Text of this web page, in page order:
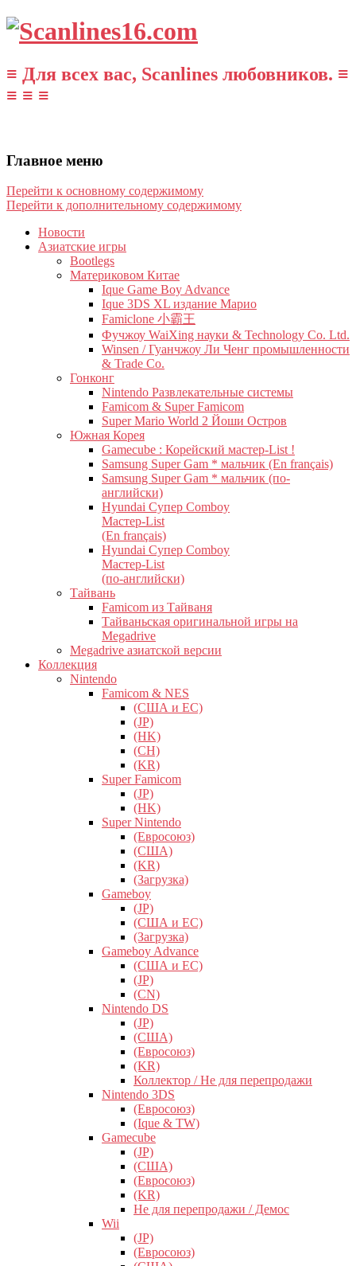
≡ Для всех вас, Scanlines любовников. ≡
≡ ≡ ≡
Главное меню
Перейти к основному содержимому
Перейти к дополнительному содержимому
Новости
Азиатские игры
Bootlegs
Материковом Китае
Ique Game Boy Advance
Ique 3DS XL издание Марио
Famiclone 小霸王
Фучжоу WaiXing науки & Technology Co. Ltd.
Winsen / Гуанчжоу Ли Ченг промышленности
& Trade Co.
Гонконг
Nintendo Развлекательные системы
Famicom & Super Famicom
Super Mario World 2 Йоши Остров
Южная Корея
Gamecube : Корейский мастер-List !
Samsung Super Gam * мальчик (En français)
Samsung Super Gam * мальчик (по-
английски)
Hyundai Супер Comboy
Мастер-List
(En français)
Hyundai Супер Comboy
Мастер-List
(по-английски)
Тайвань
Famicom из Тайваня
Тайваньская оригинальной игры на
Megadrive
Megadrive азиатской версии
Коллекция
Nintendo
Famicom & NES
(США и ЕС)
(JP)
(HK)
(CH)
(KR)
Super Famicom
(JP)
(HK)
Super Nintendo
(Евросоюз)
(США)
(KR)
(Загрузка)
Gameboy
(JP)
(США и ЕС)
(Загрузка)
Gameboy Advance
(США и ЕС)
(JP)
(CN)
Nintendo DS
(JP)
(США)
(Евросоюз)
(KR)
Коллектор / Не для перепродажи
Nintendo 3DS
(Евросоюз)
(Ique & TW)
Gamecube
(JP)
(США)
(Евросоюз)
(KR)
Не для перепродажи / Демос
Wii
(JP)
(Евросоюз)